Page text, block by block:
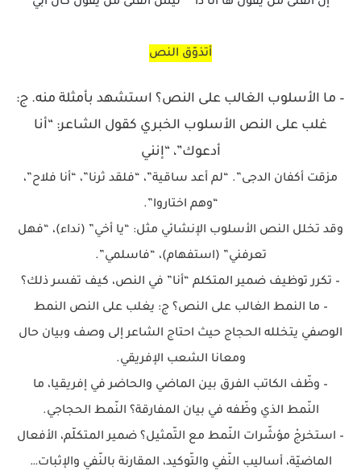
أتذوّق النص
– ما الأسلوب الغالب على النص؟ استشهد بأمثلة منه. ج:
غلب على النص الأسلوب الخبري كقول الشاعر: “أنا
أدعوك”، “إنني
مزقت أكفان الدجى”. “لم أعد ساقية”، “فلقد ثرنا”، “أنا فلاح”،
“وهم اختاروا”.
وقد تخلل النص الأسلوب الإنشائي مثل: “يا أخي” (نداء)، “فهل
تعرفني” (استفهام)، “فاسلمي”.
– تكرر توظيف ضمير المتكلم “أنا” في النص، كيف تفسر ذلك؟
– ما النمط الغالب على النص؟ ج: يغلب على النص النمط
الوصفي يتخلله الحجاج حيث احتاج الشاعر إلى وصف وبيان حال
ومعانا الشعب الإفريقي.
– وظّف الكاتب الفرق بين الماضي والحاضر في إفريقيا، ما
النّمط الذي وظّفه في بيان المفارقة؟ النّمط الحجاجي.
– استخرجْ مؤشّرات النّمط مع التّمثيل؟ ضمير المتكلّم، الأفعال
الماضيّة، أساليب النّفي والتّوكيد، المقارنة بالنّفي والإثبات…